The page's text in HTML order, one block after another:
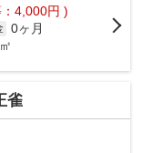
4,000円 )
0ヶ月
雀